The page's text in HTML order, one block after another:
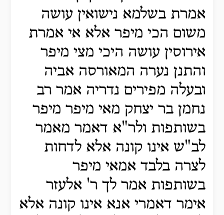
אמרת בשלמא נישואין עושה
משום הכי מיפר אלא אי אמרת
אירוסין עושה היכי מצי מיפר
והתנן נערה המאורסה אביה
ובעלה מפירים נדריה אמר רב
נחמן בר יצחק מאי מיפר מיפר
בשותפות ולר"א דאמר מאמר
לב"ש אינו קונה אלא לדחות
לצרה בלבד אמאי מיפר
בשותפות אמר לך ר' אלעזר
אימר דאמרי אנא אינו קונה אלא